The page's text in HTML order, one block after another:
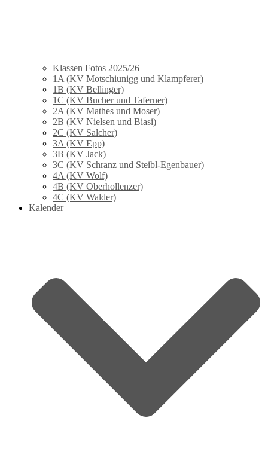
Klassen Fotos 2025/26
1A (KV Motschiunigg und Klampferer)
1B (KV Bellinger)
1C (KV Bucher und Taferner)
2A (KV Mathes und Moser)
2B (KV Nielsen und Biasi)
2C (KV Salcher)
3A (KV Epp)
3B (KV Jack)
3C (KV Schranz und Steibl-Egenbauer)
4A (KV Wolf)
4B (KV Oberhollenzer)
4C (KV Walder)
Kalender